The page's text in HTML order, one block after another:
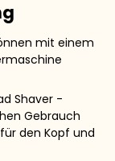
mit einem
Shaver -
Gebrauch
den Kopf und